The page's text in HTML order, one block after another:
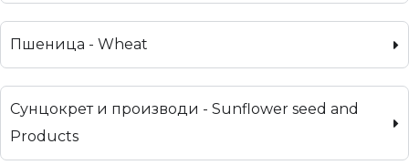
Пшеница - Wheat
Сунцокрет и производи - Sunflower seed and
Products